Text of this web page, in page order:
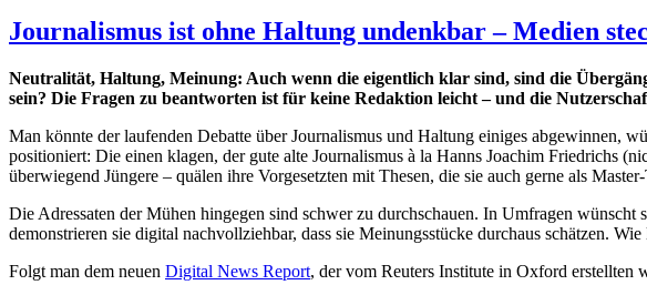
Journalismus ist ohne Haltung undenkbar – Medien
Neutralität, Haltung, Meinung: Auch wenn die eigentlich klar sind, sind die
sein? Die Fragen zu beantworten ist für keine Redaktion leicht – und die
Man könnte der laufenden Debatte über Journalismus und Haltung einiges abgewinnen,
positioniert: Die einen klagen, der gute alte Journalismus à la Hanns Joachim Friedrichs
überwiegend Jüngere – quälen ihre Vorgesetzten mit Thesen, die sie auch gerne als
Die Adressaten der Mühen hingegen sind schwer zu durchschauen. In Umfragen
demonstrieren sie digital nachvollziehbar, dass sie Meinungsstücke durchaus schätzen.
Folgt man dem neuen Digital News Report, der vom Reuters Institute in Oxford erstellten